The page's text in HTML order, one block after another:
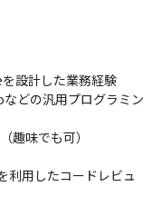
カウンセリングを行う
ィの実現を目指し、
と考えています。その
ンバーを募集していま
託のメンバー10名と一
発を行います
設計した業務経験
どの汎用プログラミン
趣味でも可）
利用したコードレビュ